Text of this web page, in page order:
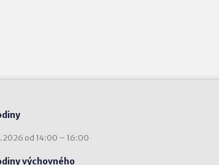
od 14:00 – 16:00
výchovného